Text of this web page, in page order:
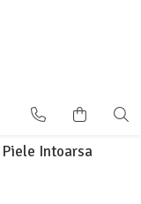
Intoarsa